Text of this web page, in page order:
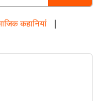
कहानियां |